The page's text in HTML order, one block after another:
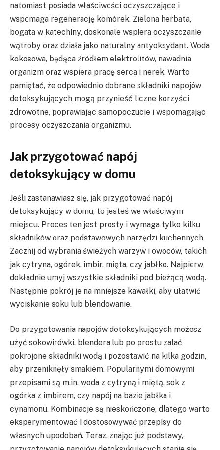
natomiast posiada właściwości oczyszczające i
wspomaga regenerację komórek. Zielona herbata,
bogata w katechiny, doskonale wspiera oczyszczanie
wątroby oraz działa jako naturalny antyoksydant. Woda
kokosowa, będąca źródłem elektrolitów, nawadnia
organizm oraz wspiera pracę serca i nerek. Warto
pamiętać, że odpowiednio dobrane składniki napojów
detoksykujących mogą przynieść liczne korzyści
zdrowotne, poprawiając samopoczucie i wspomagając
procesy oczyszczania organizmu.
Jak przygotować napój
detoksykujący w domu
Jeśli zastanawiasz się, jak przygotować napój
detoksykujący w domu, to jesteś we właściwym
miejscu. Proces ten jest prosty i wymaga tylko kilku
składników oraz podstawowych narzędzi kuchennych.
Zacznij od wybrania świeżych warzyw i owoców, takich
jak cytryna, ogórek, imbir, mięta, czy jabłko. Najpierw
dokładnie umyj wszystkie składniki pod bieżącą wodą.
Następnie pokrój je na mniejsze kawałki, aby ułatwić
wyciskanie soku lub blendowanie.
Do przygotowania napojów detoksykujących możesz
użyć sokowirówki, blendera lub po prostu zalać
pokrojone składniki wodą i pozostawić na kilka godzin,
aby przeniknęły smakiem. Popularnymi domowymi
przepisami są m.in. woda z cytryną i miętą, sok z
ogórka z imbirem, czy napój na bazie jabłka i
cynamonu. Kombinacje są nieskończone, dlatego warto
eksperymentować i dostosowywać przepisy do
własnych upodobań. Teraz, znając już podstawy,